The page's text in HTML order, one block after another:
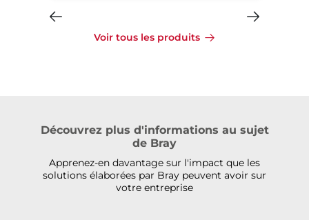
Voir tous les produits
Découvrez plus d'informations au sujet
de Bray
Apprenez-en davantage sur l'impact que les
solutions élaborées par Bray peuvent avoir sur
votre entreprise